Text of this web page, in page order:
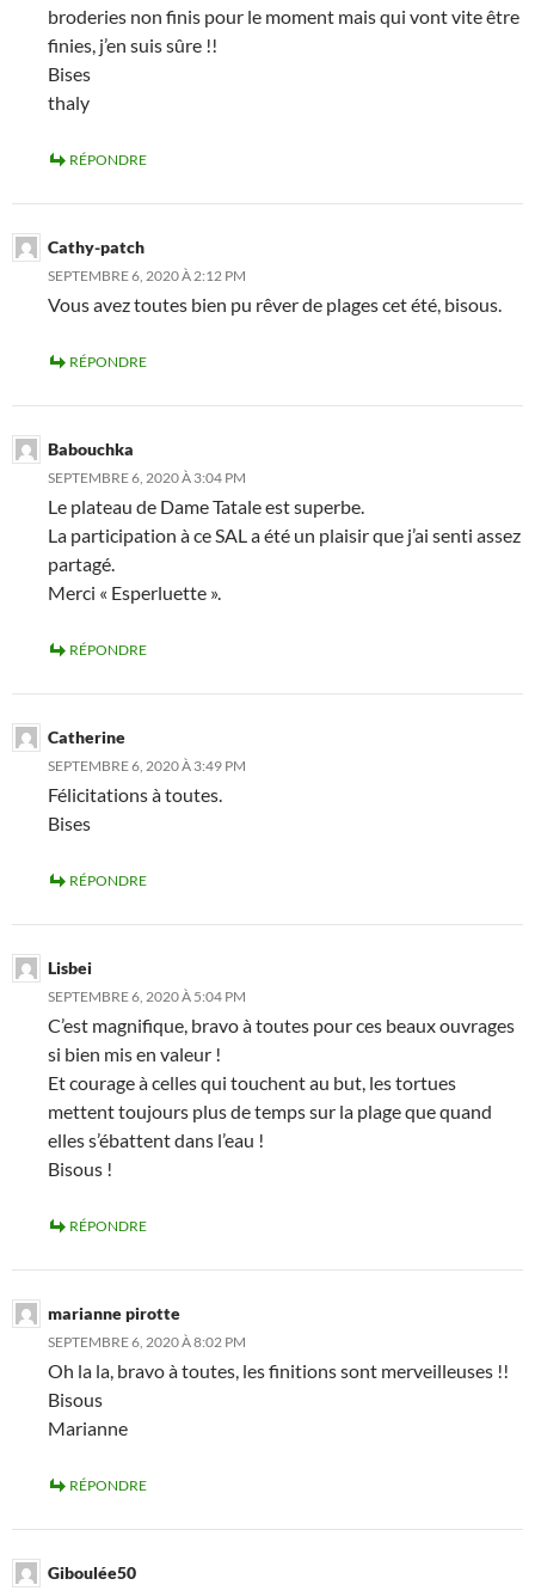
broderies non finis pour le moment mais qui vont vite être
finies, j’en suis sûre !!
Bises
thaly
RÉPONDRE
Cathy-patch
SEPTEMBRE 6, 2020 À 2:12 PM
Vous avez toutes bien pu rêver de plages cet été, bisous.
RÉPONDRE
Babouchka
SEPTEMBRE 6, 2020 À 3:04 PM
Le plateau de Dame Tatale est superbe.
La participation à ce SAL a été un plaisir que j’ai senti assez
partagé.
Merci « Esperluette ».
RÉPONDRE
Catherine
SEPTEMBRE 6, 2020 À 3:49 PM
Félicitations à toutes.
Bises
RÉPONDRE
Lisbei
SEPTEMBRE 6, 2020 À 5:04 PM
C’est magnifique, bravo à toutes pour ces beaux ouvrages
si bien mis en valeur !
Et courage à celles qui touchent au but, les tortues
mettent toujours plus de temps sur la plage que quand
elles s’ébattent dans l’eau !
Bisous !
RÉPONDRE
marianne pirotte
SEPTEMBRE 6, 2020 À 8:02 PM
Oh la la, bravo à toutes, les finitions sont merveilleuses !!
Bisous
Marianne
RÉPONDRE
Giboulée50